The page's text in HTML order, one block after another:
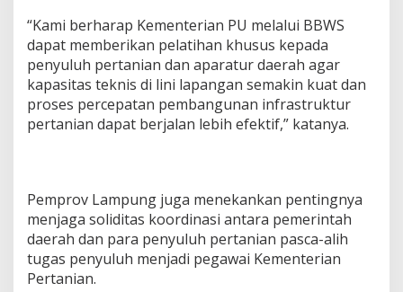
“Kami berharap Kementerian PU melalui BBWS
dapat memberikan pelatihan khusus kepada
penyuluh pertanian dan aparatur daerah agar
kapasitas teknis di lini lapangan semakin kuat dan
proses percepatan pembangunan infrastruktur
pertanian dapat berjalan lebih efektif,” katanya.
Pemprov Lampung juga menekankan pentingnya
menjaga soliditas koordinasi antara pemerintah
daerah dan para penyuluh pertanian pasca-alih
tugas penyuluh menjadi pegawai Kementerian
Pertanian.